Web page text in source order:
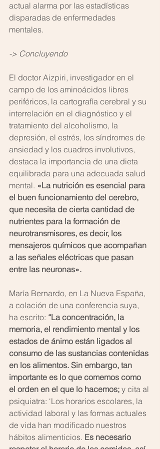
actual alarma por las estadísticas
disparadas de enfermedades
mentales.
-> Concluyendo
El doctor Aizpiri, investigador en el
campo de los aminoácidos libres
periféricos, la cartografía cerebral y su
interrelación en el diagnóstico y el
tratamiento del alcoholismo, la
depresión, el estrés, los síndromes de
ansiedad y los cuadros involutivos,
destaca la importancia de una dieta
equilibrada para una adecuada salud
mental. «La nutrición es esencial para
el buen funcionamiento del cerebro,
que necesita de cierta cantidad de
nutrientes para la formación de
neurotransmisores, es decir, los
mensajeros químicos que acompañan
a las señales eléctricas que pasan
entre las neuronas».
María Bernardo, en La Nueva España,
a colación de una conferencia suya,
ha escrito: “La concentración, la
memoria, el rendimiento mental y los
estados de ánimo están ligados al
consumo de las sustancias contenidas
en los alimentos. Sin embargo, tan
importante es lo que comemos como
el orden en el que lo hacemos; y cita al
psiquiatra: ‘Los horarios escolares, la
actividad laboral y las formas actuales
de vida han modificado nuestros
hábitos alimenticios. Es necesario